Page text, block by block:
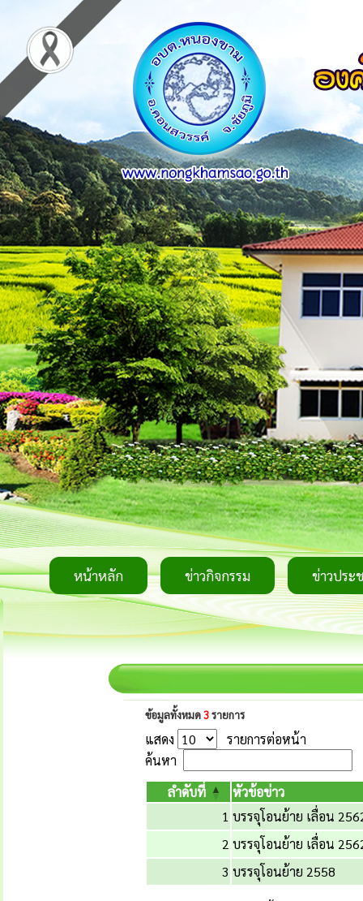
หน้าหลัก ข่าวกิจกรรม ข่าวประ
ข้อมูลทั้งหมด3รายการ
แสดง
รายการต่อหน้า
ค้นหา
ลำดับที่
หัวข้อข่าว
1 บรรจุโอนย้าย เลื่อน
2 บรรจุโอนย้าย เลื่อน
3 บรรจุโอนย้าย 2558